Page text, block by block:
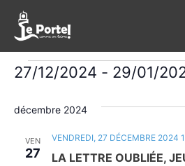
Évènements
27/12/2024 - 29/01/
une
décembre 2024
VEN
27
LA LETTRE OUBLIÉE,
VENDREDI, 27 DÉCEMBRE 2024